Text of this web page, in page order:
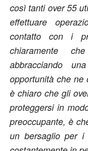
così tanti over 55
effettuare
contatto con i
chiaramente
abbracciando
opportunità che ne
è chiaro che gli
proteggersi in
preoccupante, è
un bersaglio per i